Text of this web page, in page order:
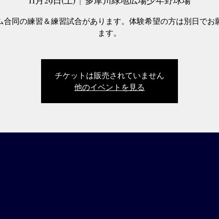
合同の練習＆練習試合があります。体験希望の方は別日でお
ます。
チケットは販売されていません
他のイベントを見る